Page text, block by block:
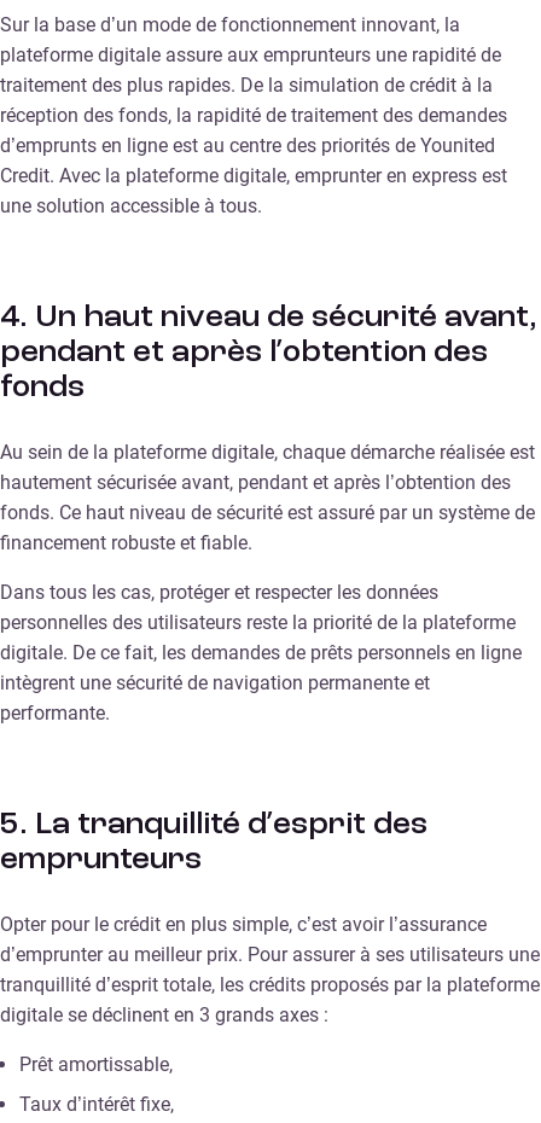
Sur la base d’un mode de fonctionnement innovant, la
plateforme digitale assure aux emprunteurs une rapidité de
traitement des plus rapides. De la simulation de crédit à la
réception des fonds, la rapidité de traitement des demandes
d’emprunts en ligne est au centre des priorités de Younited
Credit. Avec la plateforme digitale, emprunter en express est
une solution accessible à tous.
4. Un haut niveau de sécurité avant,
pendant et après l’obtention des
fonds
Au sein de la plateforme digitale, chaque démarche réalisée est
hautement sécurisée avant, pendant et après l’obtention des
fonds. Ce haut niveau de sécurité est assuré par un système de
financement robuste et fiable.
Dans tous les cas, protéger et respecter les données
personnelles des utilisateurs reste la priorité de la plateforme
digitale. De ce fait, les demandes de prêts personnels en ligne
intègrent une sécurité de navigation permanente et
performante.
5. La tranquillité d’esprit des
emprunteurs
Opter pour le crédit en plus simple, c’est avoir l’assurance
d’emprunter au meilleur prix. Pour assurer à ses utilisateurs une
tranquillité d’esprit totale, les crédits proposés par la plateforme
digitale se déclinent en 3 grands axes :
Prêt amortissable,
Taux d’intérêt fixe,